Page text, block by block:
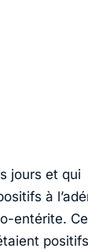
jours et qui
à
entérite.